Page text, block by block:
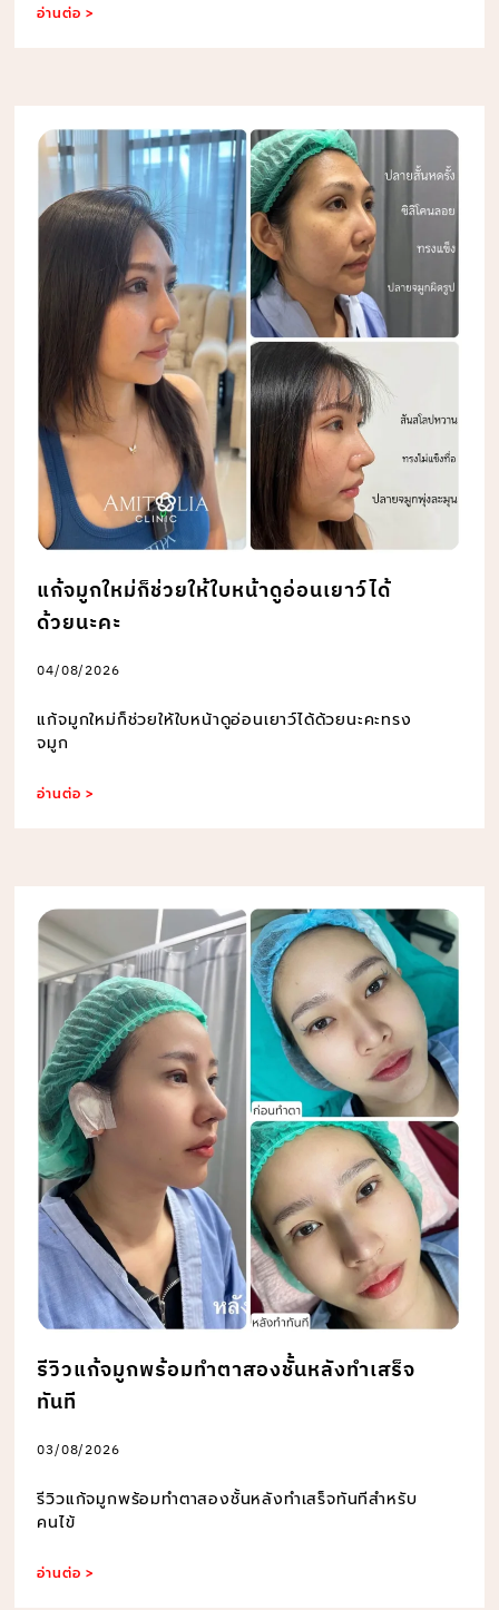
อ่านต่อ >
แก้จมูกใหม่ก็ช่วยให้ใบหน้าดูอ่อนเยาว์ได้
ด้วยนะคะ
04/08/2026
แก้จมูกใหม่ก็ช่วยให้ใบหน้าดูอ่อนเยาว์ได้ด้วยนะคะทรง
จมูก
อ่านต่อ >
รีวิวแก้จมูกพร้อมทำตาสองชั้นหลังทำเสร็จ
ทันที
03/08/2026
รีวิวแก้จมูกพร้อมทำตาสองชั้นหลังทำเสร็จทันทีสำหรับ
คนไข้
อ่านต่อ >